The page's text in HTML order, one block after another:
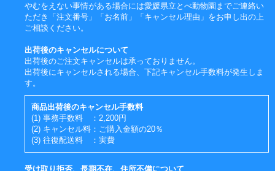
やむをえない事情がある場合には愛媛県立とべ動物園までご連絡い
ただき「注文番号」「お名前」「キャンセル理由」をお申し出の上
ご相談ください。
出荷後のキャンセルについて
出荷後のご注文キャンセルは承っておりません。
出荷後にキャンセルされる場合、下記キャンセル手数料が発生しま
す。
商品出荷後のキャンセル手数料
(1) 事務手数料 ：2,200円
(2) キャンセル料：ご購入金額の20％
(3) 往復配送料 ：実費
受け取り拒否、長期不在、住所不備について